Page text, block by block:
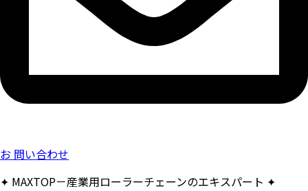
お 問い合わせ
✦ MAXTOP－産業用ローラーチェーンのエキスパート ✦